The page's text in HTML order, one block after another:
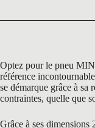
Optez pour le pneu
référence
se démarque grâce à sa
contraintes, quelle que
Grâce à ses